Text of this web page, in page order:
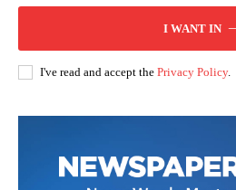
I WANT IN
I've read and accept the Privacy Policy.